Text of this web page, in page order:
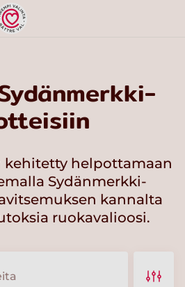
kehitetty helpottamaan
Sydänmerkki-
kannalta
ruokavalioosi.